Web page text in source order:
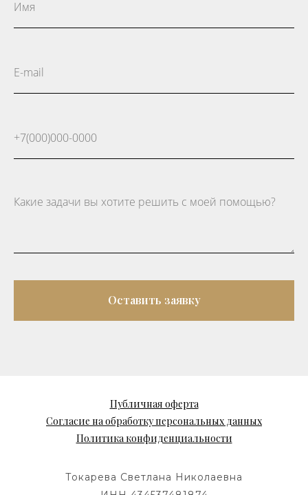
Оставить заявку
Публичная оферта
Согласие на обработку персональных данных
Политика конфиденциальности
Токарева Светлана Николаевна